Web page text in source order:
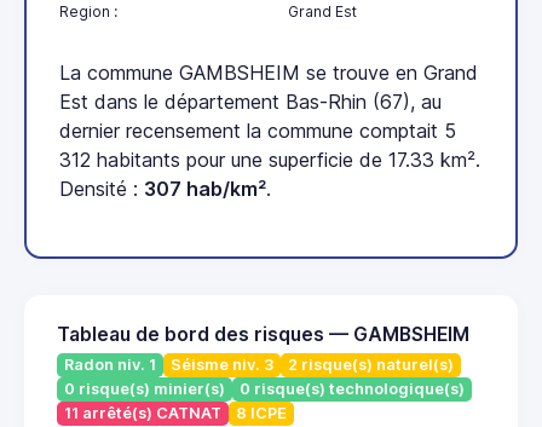
Region : Grand Est
La commune GAMBSHEIM se trouve en Grand
Est dans le département Bas-Rhin (67), au
dernier recensement la commune comptait 5
312 habitants pour une superficie de 17.33 km².
Densité : 307 hab/km².
Tableau de bord des risques — GAMBSHEIM
Radon niv. 1 Séisme niv. 3
2 risque(s) naturel(s)
0 risque(s) minier(s)
0 risque(s) technologique(s)
11 arrêté(s) CATNAT
8 ICPE